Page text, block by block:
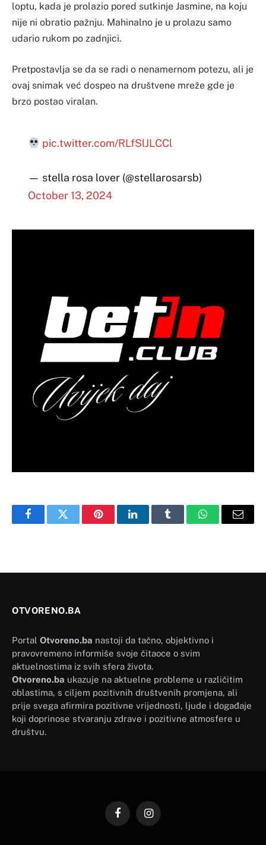
loptu, kada je prolazio pored sutkinje Jasmine, na koju
nije ni obratio pažnju. Mahinalno je u prolazu samo
udario rukom po zadnjici.
Pretpostavlja se da se radi o nenamernom potezu, ali je
ovaj snimak već dospeo na društvene mreže gde je
brzo postao viralan.
pic.twitter.com/RLfSlJLCCl
— stella rosa lover (@stellarosarsb)
October 13, 2024
FacebookTwitter PinterestLinkedInTumblr WhatsAppEmail
OTVORENO.BA
Portal Otvoreno.ba nastoji da tačno, objektivno i
pravovremeno informiše svoje čitaoce o svim
aktuelnostima iz svih sfera života.
Otvoreno.ba ukazuje na aktuelne probleme u različitim
oblastima, s ciljem pozitivnih društvenih promjena, ali
prije svega afirmira pozitivne vrijednosti, ljude i događaje
koji doprinose stvaranju zdrave i pozitivne atmosfere u
društvu.
FacebookInstagram